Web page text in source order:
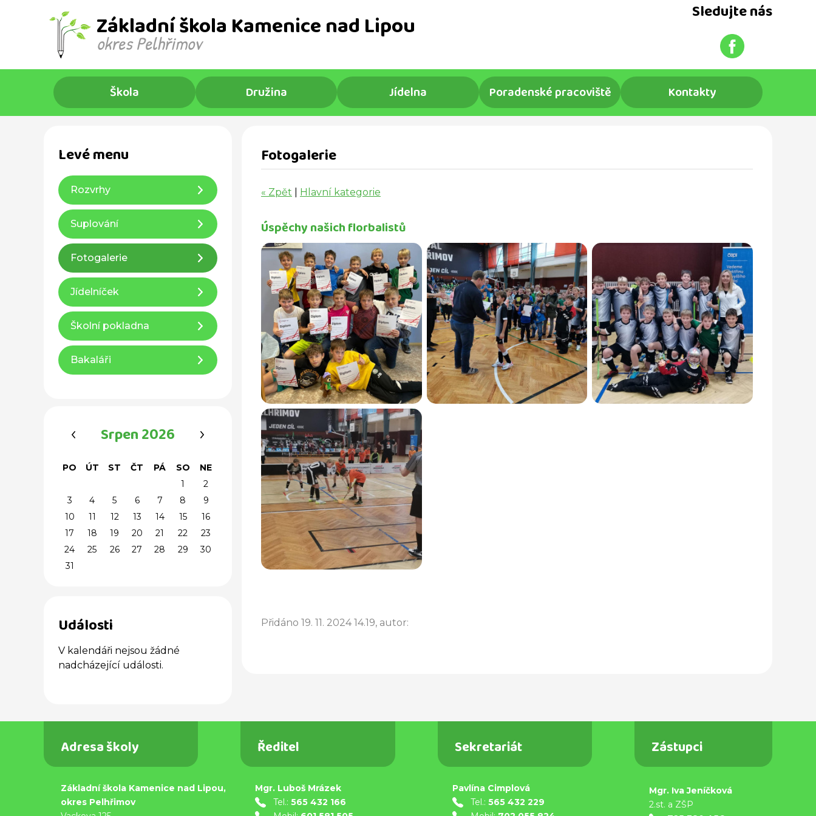
Základní škola Kamenice nad Lipou
okres Pelhřimov ​
Sledujte nás
Škola Družina Jídelna Poradenské pracoviště Kontakty
Fotogalerie
« Zpět Hlavní kategorie
Úspěchy našich florbalistů
Přidáno 19. 11. 2024 14.19, autor:
Levé menu
Rozvrhy
Suplování
Fotogalerie
Jídelníček
Školní pokladna
Bakaláři
Srpen 2026
PO ÚT ST ČT PÁ SO
NE
1
2
3
4 5 6 7 8
9
10
11 12 13 14 15
16
17
18 19 20 21 22
23
24
25 26 27 28 29
30
31
Události
V kalendáři nejsou žádné
nadcházející události.
Adresa školy
Základní škola Kamenice nad Lipou,
okres Pelhřimov
Ředitel
Mgr. Luboš Mrázek
Tel.:565 432 166
Sekretariát
Pavlína Cimplová
Tel.: 565 432 229
Zástupci
Mgr. Iva Jeníčková
2.st. a ZŠP